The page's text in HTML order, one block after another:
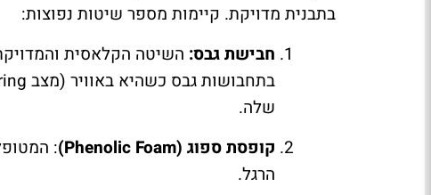
בתבנית מדויקת. קיימות מספר שיטות נפוצות:
חבישת גבס: השיטה הקלאסית
שלה.
קופסת ספוג (Phenolic Foam)
:
הרגל.